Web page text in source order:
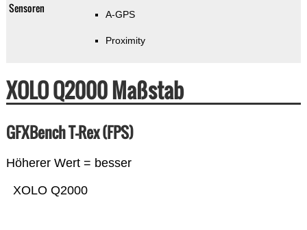
Sensoren A-GPS
Proximity
XOLO Q2000 Maßstab
GFXBench T-Rex (FPS)
Höherer Wert = besser
XOLO Q2000